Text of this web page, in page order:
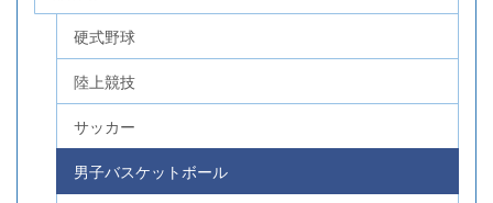
硬式野球
陸上競技
サッカー
男子バスケットボール